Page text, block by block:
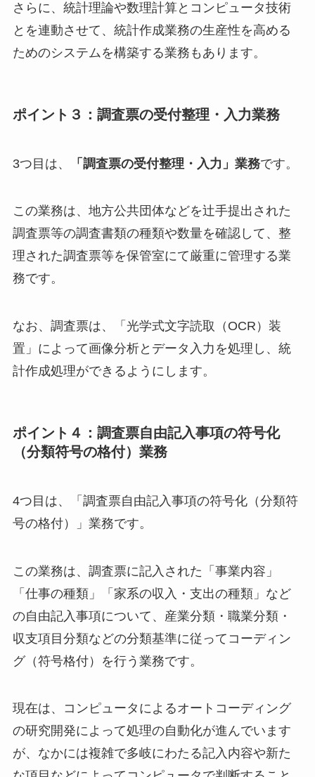
さらに、統計理論や数理計算とコンピュータ技術
とを連動させて、統計作成業務の生産性を高める
ためのシステムを構築する業務もあります。
ポイント３：調査票の受付整理・入力業務
3つ目は、 「調査票の受付整理・入力」業務です。
この業務は、地方公共団体などを辻手提出された
調査票等の調査書類の種類や数量を確認して、整
理された調査票等を保管室にて厳重に管理する業
務です。
なお、調査票は、「光学式文字読取（OCR）装
置」によって画像分析とデータ入力を処理し、統
計作成処理ができるようにします。
ポイント４：調査票自由記入事項の符号化
（分類符号の格付）業務
4つ目は、「調査票自由記入事項の符号化（分類符
号の格付）」業務です。
この業務は、調査票に記入された「事業内容」
「仕事の種類」「家系の収入・支出の種類」など
の自由記入事項について、産業分類・職業分類・
収支項目分類などの分類基準に従ってコーディン
グ（符号格付）を行う業務です。
現在は、コンピュータによるオートコーディング
の研究開発によって処理の自動化が進んでいます
が、なかには複雑で多岐にわたる記入内容や新た